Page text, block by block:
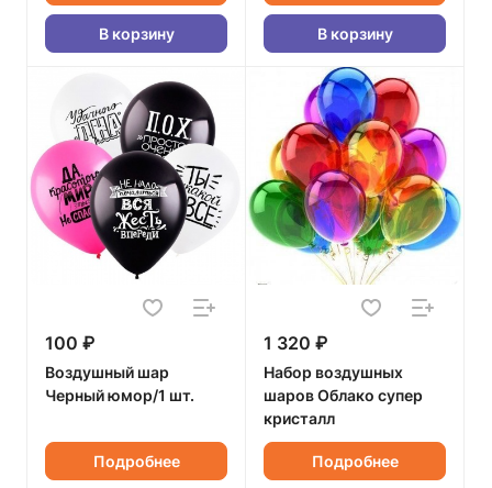
В корзину В корзину
100 ₽
Воздушный шар
Черный юмор/1 шт.
Подробнее
1 320 ₽
Набор воздушных
шаров Облако супер
кристалл
Подробнее